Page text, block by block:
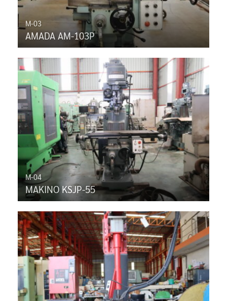
M-03
AMADA AM-103P
M-04
MAKINO KSJP-55